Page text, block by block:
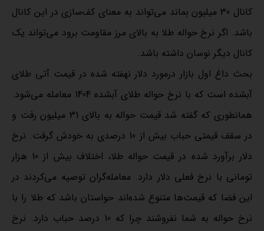
کانال 30 میلیون بماند می‌تواند به معنای کف‌سازی در این کانال
باشد. اگر نرخ حواله طلا به بالای مرز مقاومت برود می‌تواند یک
کانال دیگر نوسان داشته باشد.
بحث داغ اول بازار درمورد دلار نهفته شده در قیمت آتی طلای
آبشده است که با نرخ حواله طلای آبشده 1404 معامله می‌شود.
همانطوری که گفته شد قیمت حواله به بالای 31 میلیون رفت و
در سقف قیمتی حباب بیش از 10 درصدی به خودش گرفت. نرخ
دلار برآورد شده در قیمت حواله طلا، اختلاف بیش از 10 هزار
تومانی با نرخ فعلی دلار دارد. معامله‌گران توصیه می‌کردند در
این فضا که قیمت‌ها متنوع شده‌اند حواستان باشد که طلا را با
نرخ حواله به شما نفروشند چرا که 10 درصد حباب دارد. نرخ